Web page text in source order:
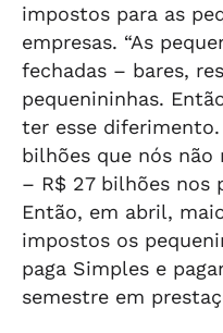
impostos para as
empresas. “As
fechadas – bares,
pequenininhas.
ter esse
bilhões que nós
– R$ 27 bilhões nos
Então, em abril,
impostos os
paga Simples e
semestre em